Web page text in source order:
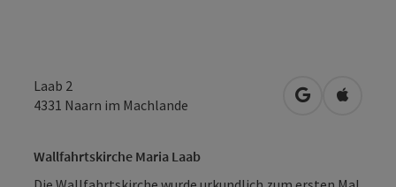
Laab 2
4331 Naarn im Machlande in Google
in
Wallfahrtskirche Maria Laab